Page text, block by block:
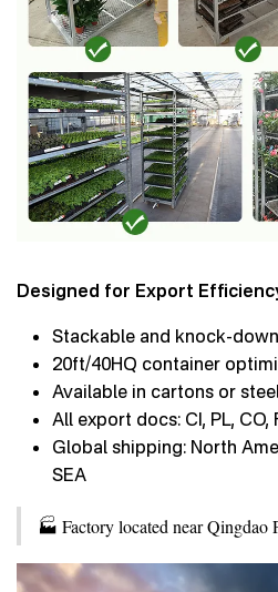
Designed for Export
Stackable and knock-
20ft/40HQ container
Available in cartons or
All export docs: CI, PL, CO,
Global shipping: North
SEA
🏭 Factory located near Qingdao